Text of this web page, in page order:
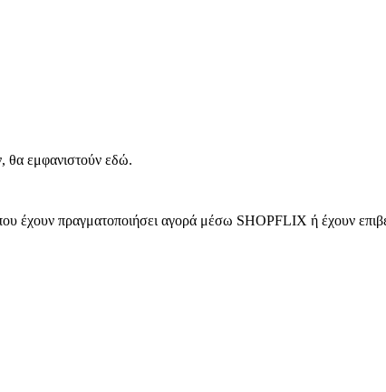
θα εμφανιστούν εδώ.
έχουν πραγματοποιήσει αγορά μέσω SHOPFLIX ή έχουν